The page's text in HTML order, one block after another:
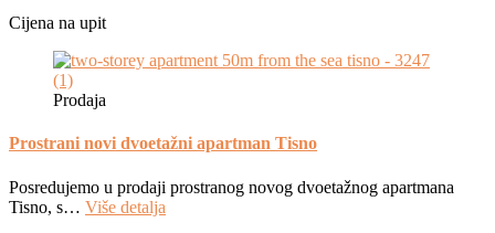
Cijena na upit
Prodaja
Prostrani novi dvoetažni apartman Tisno
Posredujemo u prodaji prostranog novog dvoetažnog apartmana
Tisno, s… Više detalja